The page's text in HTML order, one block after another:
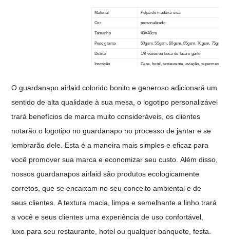
Material Polpa de madeira crua
Cor personalizado
Tamanho 40×48cm
Peso grama 50gsm, 55gsm, 60gsm, 65gsm, 70gsm, 75gsm,
Dobrar 1/8 vezes ou boca de faca e garfo
Inscrição Casa, hotel, restaurante, aviação, supermercado,
Embalagem 50 peças/saco, 1000 peças/caixa
Serviço de amostra Amostra grátis disponível
O guardanapo airlaid colorido bonito e generoso adicionará um
sentido de alta qualidade à sua mesa, o logotipo personalizável
trará benefícios de marca muito consideráveis, os clientes
notarão o logotipo no guardanapo no processo de jantar e se
lembrarão dele. Esta é a maneira mais simples e eficaz para
você promover sua marca e economizar seu custo.Além disso,
nossos guardanapos airlaid são produtos ecologicamente
corretos, que se encaixam no seu conceito ambiental e de
seus clientes.A textura macia, limpa e semelhante a linho trará
a você e seus clientes uma experiência de uso confortável,
luxo para seu restaurante, hotel ou qualquer banquete, festa.